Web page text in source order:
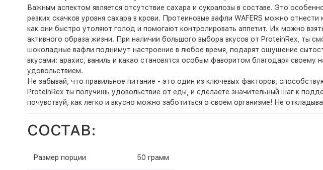
Важным аспектом является отсутствие сахара и сукралозы в составе. Это
резких скачков уровня сахара в крови. Протеиновые вафли WAFERS можно
как они быстро утоляют голод и помогают контролировать аппетит. Их можно
активного образа жизни. При наличии большого выбора вкусов от ProteinRex, ты
шоколадные вафли поднимут настроение в любое время, подарят ощущение
вкусами: арахис, ваниль и какао становятся особым фаворитом благодаря
удовольствием.
Не забывай, что правильное питание - это один из ключевых факторов,
ProteinRex ты получишь удовольствие от еды, и сделаете значительный шаг к
почувствуй, как легко и вкусно можно заботиться о своем организме! Не
СОСТАВ:
Размер порции 50 грамм